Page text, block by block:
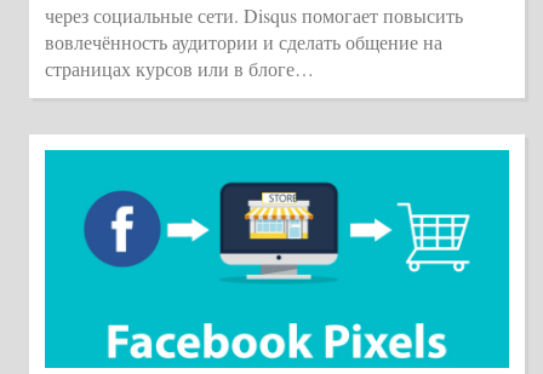
через социальные сети. Disqus помогает повысить
вовлечённость аудитории и сделать общение на
страницах курсов или в блоге…